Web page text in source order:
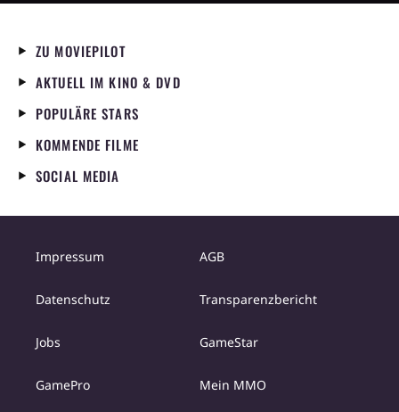
ZU MOVIEPILOT
AKTUELL IM KINO & DVD
POPULÄRE STARS
KOMMENDE FILME
SOCIAL MEDIA
Impressum AGB
Datenschutz Transparenzbericht
Jobs GameStar
GamePro Mein MMO